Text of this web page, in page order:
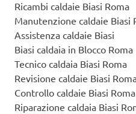
Ricambi caldaie Biasi Roma
Manutenzione caldaie Biasi
Assistenza caldaie Biasi
Biasi caldaia in Blocco Roma
Tecnico caldaia Biasi Roma
Revisione caldaie Biasi
Controllo caldaie Biasi Roma
Riparazione caldaia Biasi